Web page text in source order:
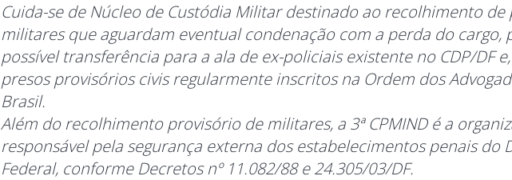
Cuida-se de Núcleo de Custódia Militar destinado ao recolhimento de
militares que aguardam eventual condenação com a perda do cargo,
possível transferência para a ala de ex-policiais existente no CDP/DF
presos provisórios civis regularmente inscritos na Ordem dos
Brasil.
Além do recolhimento provisório de militares, a 3ª CPMIND é a
responsável pela segurança externa dos estabelecimentos penais do
Federal, conforme Decretos nº 11.082/88 e 24.305/03/DF.